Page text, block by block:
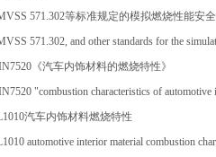
571.302等标准规定的模拟燃烧性能安
571.302, and other standards for the
《汽车内饰材料的燃烧特性》
"combustion characteristics of automotive
汽车内饰材料燃烧特性
automotive interior material combustion